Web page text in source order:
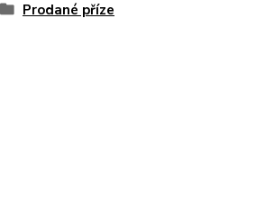
Prodané příze